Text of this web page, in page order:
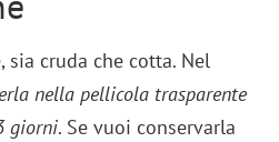
sia cruda che cotta. Nel
nella pellicola trasparente
giorni. Se vuoi conservarla